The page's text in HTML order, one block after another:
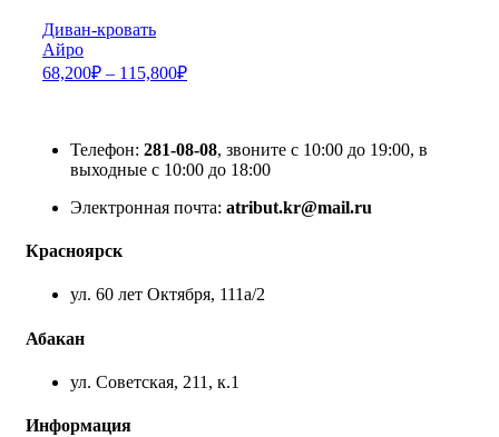
Диван-кровать
Айро
68,200₽ – 115,800₽
Телефон: 281-08-08, звоните с 10:00 до 19:00, в
выходные с 10:00 до 18:00
Электронная почта: atribut.kr@mail.ru
Красноярск
ул. 60 лет Октября, 111а/2
Абакан
ул. Советская, 211, к.1
Информация